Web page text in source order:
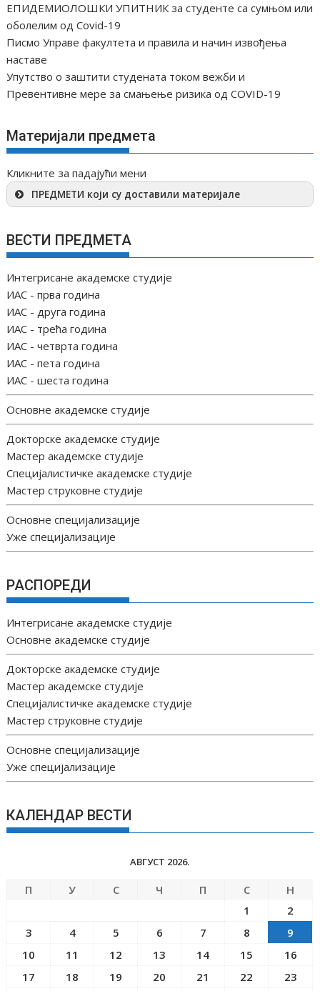
ЕПИДЕМИОЛОШКИ УПИТНИК за студенте са сумњом или
оболелим од Covid-19
Писмо Управе факултета и правила и начин извођења
наставе
Упутство о заштити студената током вежби и
Превентивне мере за смањење ризика од COVID-19
Материјали предмета
Кликните за падајући мени
ПРЕДМЕТИ који су доставили материјале
ВЕСТИ ПРЕДМЕТА
Интегрисане академске студије
ИАС - прва година
ИАС - друга година
ИАС - трећа година
ИАС - четврта година
ИАС - пета година
ИАС - шеста година
Основне академске студије
Докторске академске студије
Мастер академске студије
Специјалистичке академске студије
Мастер струковне студије
Основне специјализације
Уже специјализације
РАСПОРЕДИ
Интегрисане академске студије
Основне академске студије
Докторске академске студије
Мастер академске студије
Специјалистичке академске студије
Мастер струковне студије
Основне специјализације
Уже специјализације
КАЛЕНДАР ВЕСТИ
АВГУСТ 2026.
П У С Ч П С Н
1
2
3
4 5 6 7 8
9
10
11 12 13 14 15
16
17
18 19 20 21 22
23